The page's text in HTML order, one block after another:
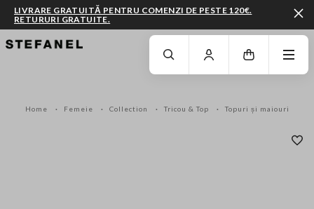
MERGI LA CONȚINUTUL PRINCIPALDERULEAZĂ ÎN JOS
LIVRARE GRATUITĂ PENTRU COMENZI DE PESTE 120€.
RETURURI GRATUITE.
Home Femeie Collection Tricou & Top Topuri și maiouri